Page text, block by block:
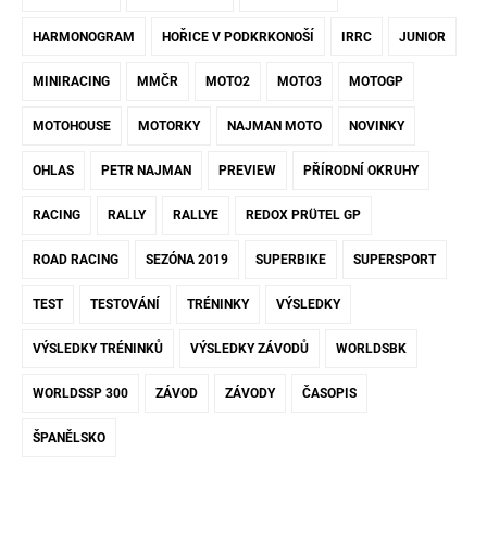
HARMONOGRAM HOŘICE V PODKRKONOŠÍ IRRC JUNIOR
MINIRACING MMČR MOTO2 MOTO3 MOTOGP
MOTOHOUSE MOTORKY NAJMAN MOTO NOVINKY
OHLAS PETR NAJMAN PREVIEW PŘÍRODNÍ OKRUHY
RACING RALLY RALLYE REDOX PRÜTEL GP
ROAD RACING SEZÓNA 2019 SUPERBIKE SUPERSPORT
TEST TESTOVÁNÍ TRÉNINKY VÝSLEDKY
VÝSLEDKY TRÉNINKŮ VÝSLEDKY ZÁVODŮ WORLDSBK
WORLDSSP 300 ZÁVOD ZÁVODY ČASOPIS
ŠPANĚLSKO